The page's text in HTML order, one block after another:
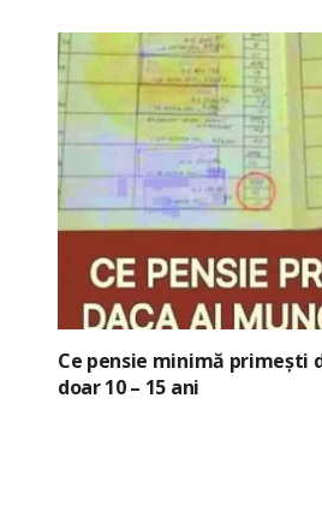
Ce pensie minimă primești
doar 10 – 15 ani